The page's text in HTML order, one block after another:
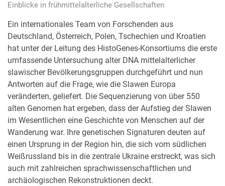
Einblicke in frühmittelalterliche Gesellschaften
Ein internationales Team von Forschenden aus
Deutschland, Österreich, Polen, Tschechien und Kroatien
hat unter der Leitung des HistoGenes-Konsortiums die erste
umfassende Untersuchung alter DNA mittelalterlicher
slawischer Bevölkerungsgruppen durchgeführt und nun
Antworten auf die Frage, wie die Slawen Europa
veränderten, geliefert. Die Sequenzierung von über 550
alten Genomen hat ergeben, dass der Aufstieg der Slawen
im Wesentlichen eine Geschichte von Menschen auf der
Wanderung war. Ihre genetischen Signaturen deuten auf
einen Ursprung in der Region hin, die sich vom südlichen
Weißrussland bis in die zentrale Ukraine erstreckt, was sich
auch mit zahlreichen sprachwissenschaftlichen und
archäologischen Rekonstruktionen deckt.